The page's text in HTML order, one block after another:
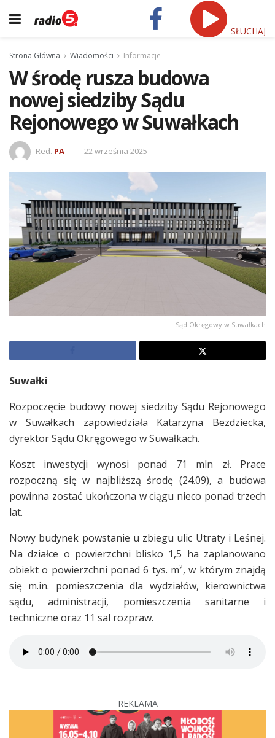
SŁUCHAJ
Strona Główna Wiadomości Informacje
W środę rusza budowa
nowej siedziby Sądu
Rejonowego w Suwałkach
Red. PA 22 września 2025
Sąd Okręgowy w Suwałkach
Suwałki
Rozpoczęcie budowy nowej siedziby Sądu Rejonowego
w Suwałkach zapowiedziała Katarzyna Bezdziecka,
dyrektor Sądu Okręgowego w Suwałkach.
Koszt inwestycji wynosi ponad 71 mln zł. Prace
rozpoczną się w najbliższą środę (24.09), a budowa
powinna zostać ukończona w ciągu nieco ponad trzech
lat.
Nowy budynek powstanie u zbiegu ulic Utraty i Leśnej.
Na działce o powierzchni blisko 1,5 ha zaplanowano
obiekt o powierzchni ponad 6 tys. m², w którym znajdą
się m.in. pomieszczenia dla wydziałów, kierownictwa
sądu, administracji, pomieszczenia sanitarne i
techniczne oraz 11 sal rozpraw.
REKLAMA